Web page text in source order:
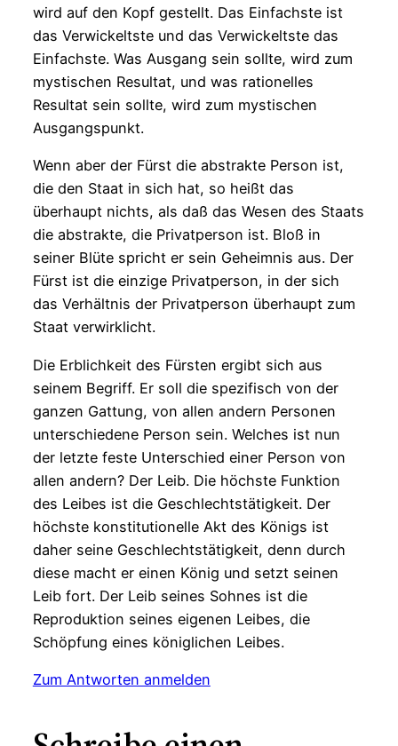
wird auf den Kopf gestellt. Das Einfachste ist
das Verwickeltste und das Verwickeltste das
Einfachste. Was Ausgang sein sollte, wird zum
mystischen Resultat, und was rationelles
Resultat sein sollte, wird zum mystischen
Ausgangspunkt.
Wenn aber der Fürst die abstrakte Person ist,
die den Staat in sich hat, so heißt das
überhaupt nichts, als daß das Wesen des Staats
die abstrakte, die Privatperson ist. Bloß in
seiner Blüte spricht er sein Geheimnis aus. Der
Fürst ist die einzige Privatperson, in der sich
das Verhältnis der Privatperson überhaupt zum
Staat verwirklicht.
Die Erblichkeit des Fürsten ergibt sich aus
seinem Begriff. Er soll die spezifisch von der
ganzen Gattung, von allen andern Personen
unterschiedene Person sein. Welches ist nun
der letzte feste Unterschied einer Person von
allen andern? Der Leib. Die höchste Funktion
des Leibes ist die Geschlechtstätigkeit. Der
höchste konstitutionelle Akt des Königs ist
daher seine Geschlechtstätigkeit, denn durch
diese macht er einen König und setzt seinen
Leib fort. Der Leib seines Sohnes ist die
Reproduktion seines eigenen Leibes, die
Schöpfung eines königlichen Leibes.
Zum Antworten anmelden